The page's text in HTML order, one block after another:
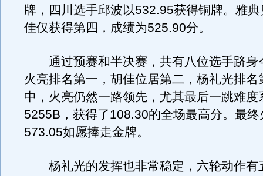
牌，四川选手邱波以532.95获得铜牌。雅
佳仅获得第四，成绩为525.90分。
通过预赛和半决赛，共有八位选手跻身
火亮排名第一，胡佳位居第二，杨礼光排名
中，火亮仍然一路领先，尤其最后一跳难度
5255B，获得了108.30的全场最高分。最
573.05如愿捧走金牌。
杨礼光的发挥也非常稳定，六轮动作有